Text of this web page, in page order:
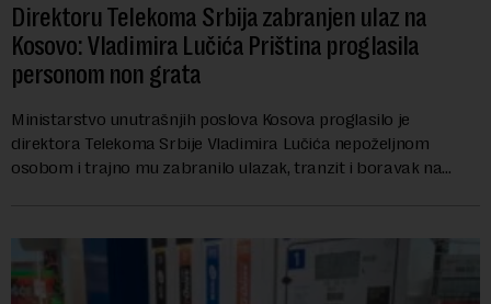
Direktoru Telekoma Srbija zabranjen ulaz na
Kosovo: Vladimira Lučića Priština proglasila
personom non grata
Ministarstvo unutrašnjih poslova Kosova proglasilo je
direktora Telekoma Srbije Vladimira Lučića nepoželjnom
osobom i trajno mu zabranilo ulazak, tranzit i boravak na